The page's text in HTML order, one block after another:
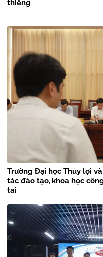
thiêng
Trường Đại học Thủy lợi
tác đào tạo, khoa học
tai